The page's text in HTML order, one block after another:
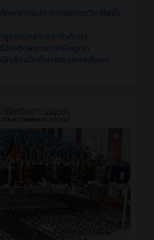
ษาระดับประกาศนียบัตรวิชาชีพชั้น
และบุคลากรอาชีวศึกษา
จังหวัดพระนครศรีอยุธยา
กเรียนนักศึกษาของสถานศึกษา